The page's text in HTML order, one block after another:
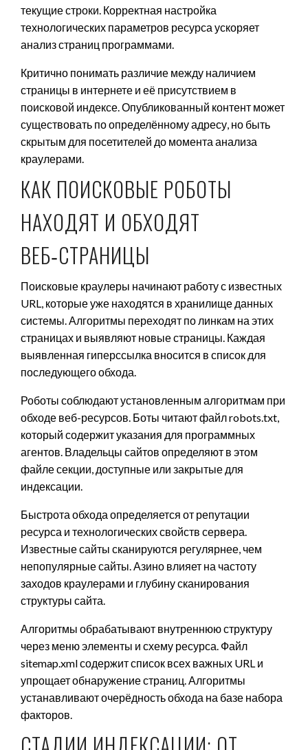
текущие строки. Корректная настройка
технологических параметров ресурса ускоряет
анализ страниц программами.
Критично понимать различие между наличием
страницы в интернете и её присутствием в
поисковой индексе. Опубликованный контент может
существовать по определённому адресу, но быть
скрытым для посетителей до момента анализа
краулерами.
КАК ПОИСКОВЫЕ РОБОТЫ
НАХОДЯТ И ОБХОДЯТ
ВЕБ‑СТРАНИЦЫ
Поисковые краулеры начинают работу с известных
URL, которые уже находятся в хранилище данных
системы. Алгоритмы переходят по линкам на этих
страницах и выявляют новые страницы. Каждая
выявленная гиперссылка вносится в список для
последующего обхода.
Роботы соблюдают установленным алгоритмам при
обходе веб-ресурсов. Боты читают файл robots.txt,
который содержит указания для программных
агентов. Владельцы сайтов определяют в этом
файле секции, доступные или закрытые для
индексации.
Быстрота обхода определяется от репутации
ресурса и технологических свойств сервера.
Известные сайты сканируются регулярнее, чем
непопулярные сайты. Азино влияет на частоту
заходов краулерами и глубину сканирования
структуры сайта.
Алгоритмы обрабатывают внутреннюю структуру
через меню элементы и схему ресурса. Файл
sitemap.xml содержит список всех важных URL и
упрощает обнаружение страниц. Алгоритмы
устанавливают очерёдность обхода на базе набора
факторов.